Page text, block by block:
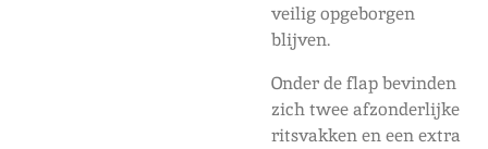
veilig opgeborgen
blijven.
Onder de flap bevinden
zich twee afzonderlijke
ritsvakken en een extra